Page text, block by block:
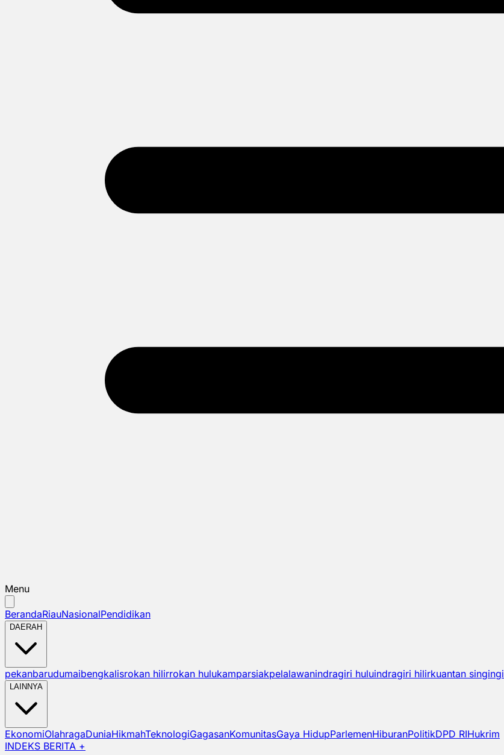
Menu
BerandaRiauNasionalPendidikan
DAERAH
pekanbarudumaibengkalisrokan hilirrokan hulukamparsiakpelalawanindragiri huluindragiri hilirkuantan singingi
LAINNYA
EkonomiOlahragaDuniaHikmahTeknologiGagasanKomunitasGaya HidupParlemenHiburanPolitikDPD RIHukrim
INDEKS BERITA +